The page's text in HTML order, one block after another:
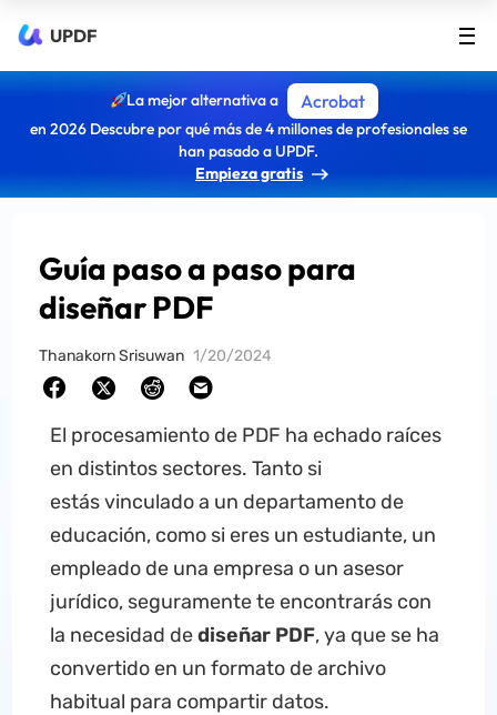
UPDF
La mejor alternativa a Acrobat
en 2026 Descubre por qué más de 4 millones de profesionales se
han pasado a UPDF.
Empieza gratis
Guía paso a paso para
diseñar PDF
Thanakorn Srisuwan 1/20/2024
El procesamiento de PDF ha echado raíces
en distintos sectores. Tanto si
estás vinculado a un departamento de
educación, como si eres un estudiante, un
empleado de una empresa o un asesor
jurídico, seguramente te encontrarás con
la necesidad dediseñar PDF, ya que se ha
convertido en un formato de archivo
habitual para compartir datos.